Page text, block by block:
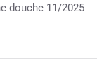
11/2025